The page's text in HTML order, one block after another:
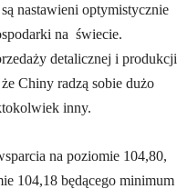
nastawieni optymistycznie
na świecie.
detalicznej i produkcji
Chiny radzą sobie dużo
inny.
na poziomie 104,80,
104,18 będącego minimum